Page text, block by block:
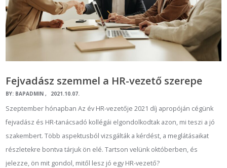
Fejvadász szemmel a HR-vezető szerepe
BY: BAPADMIN 2021.10.07.
Szeptember hónapban Az év HR-vezetője 2021 díj apropóján cégünk
fejvadász és HR-tanácsadó kollégái elgondolkodtak azon, mi teszi a jó
szakembert. Több aspektusból vizsgálták a kérdést, a meglátásaikat
részletekre bontva tárjuk ön elé. Tartson velünk októberben, és
jelezze, ön mit gondol, mitől lesz jó egy HR-vezető?